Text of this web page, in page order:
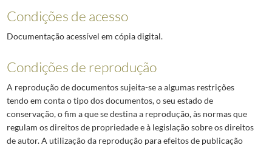
Condições de acesso
Documentação acessível em cópia digital.
Condições de reprodução
A reprodução de documentos sujeita-se a algumas restrições
tendo em conta o tipo dos documentos, o seu estado de
conservação, o fim a que se destina a reprodução, às normas que
regulam os direitos de propriedade e à legislação sobre os direitos
de autor. A utilização da reprodução para efeitos de publicação